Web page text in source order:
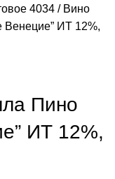
4034
Вино
Венецие” ИТ 12%,
Пино
ИТ 12%,